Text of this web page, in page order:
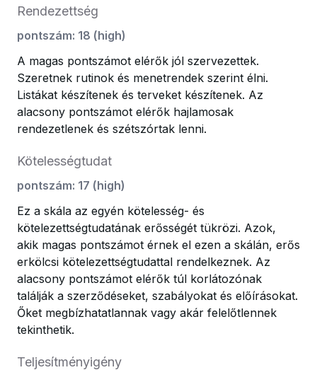
Rendezettség
pontszám: 18 (high)
A magas pontszámot elérők jól szervezettek.
Szeretnek rutinok és menetrendek szerint élni.
Listákat készítenek és terveket készítenek. Az
alacsony pontszámot elérők hajlamosak
rendezetlenek és szétszórtak lenni.
Kötelességtudat
pontszám: 17 (high)
Ez a skála az egyén kötelesség- és
kötelezettségtudatának erősségét tükrözi. Azok,
akik magas pontszámot érnek el ezen a skálán, erős
erkölcsi kötelezettségtudattal rendelkeznek. Az
alacsony pontszámot elérők túl korlátozónak
találják a szerződéseket, szabályokat és előírásokat.
Őket megbízhatatlannak vagy akár felelőtlennek
tekinthetik.
Teljesítményigény